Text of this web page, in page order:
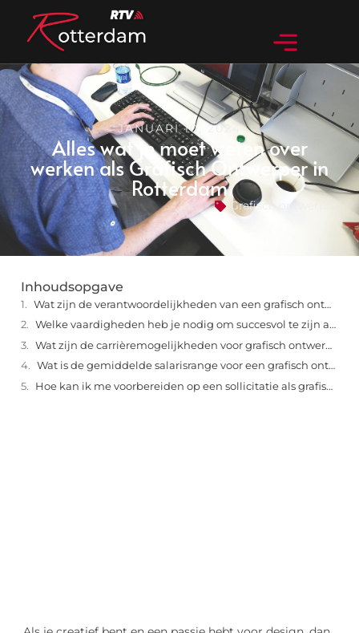
JANUARI 10, 2024
Alles wat je moet weten over
werken als Grafisch Ontwerper in
Rotterdam
Grafisch ontwerper
Inhoudsopgave
Wat zijn de verantwoordelijkheden van een grafisch ontwerper?
Welke vaardigheden heb je nodig om succesvol te zijn als grafisch ontwerper in Rotterdam?
Wat zijn de carrièremogelijkheden voor grafisch ontwerpers in Rotterdam?
Wat is de gemiddelde salarisrange voor een grafisch ontwerper in Rotterdam?
Hoe kan ik me voorbereiden op een sollicitatie als grafisch ontwerper in Rotterdam?